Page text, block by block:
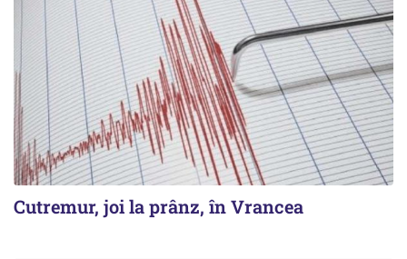
Cutremur, joi la prânz, în Vrancea